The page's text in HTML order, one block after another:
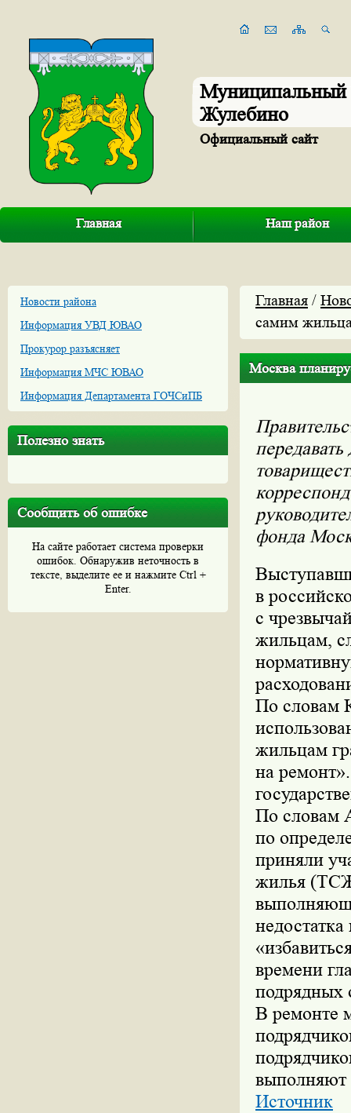
Муниципальный
Жулебино
Официальный сайт
Главная Наш район
Новости района
Информация УВД ЮВАО
Прокурор разъясняет
Информация МЧС ЮВАО
Информация Департамента ГОЧСиПБ
Полезно знать
Сообщить об ошибке
На сайте работает система проверки
ошибок. Обнаружив неточность в
тексте, выделите ее и нажмите Ctrl +
Enter.
Главная /
самим
Москва
фонда
в
с
жильцам,
По словам
жильцам
на
По словам
по
приняли
жилья
времени
подрядных
В ремонте
выполняют
Источник